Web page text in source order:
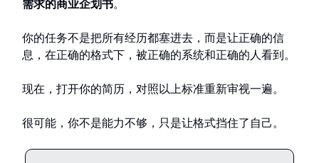
需求的商业企划书。
你的任务不是把所有经历都塞进去，而是让正确的信
息，在正确的格式下，被正确的系统和正确的人看到。
现在，打开你的简历，对照以上标准重新审视一遍。
很可能，你不是能力不够，只是让格式挡住了自己。